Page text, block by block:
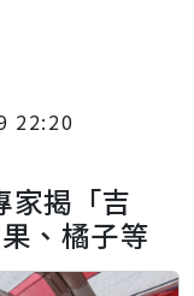
22:20
家揭「吉
、橘子等